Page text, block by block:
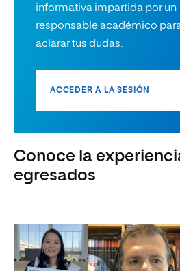
informativa impartida por un
responsable académico
aclarar tus dudas.
ACCEDER A LA SESIÓN
Conoce la
egresados